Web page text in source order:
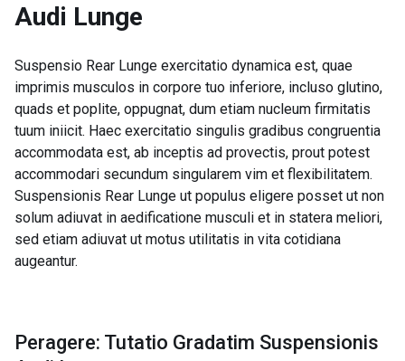
Audi Lunge
Suspensio Rear Lunge exercitatio dynamica est, quae
imprimis musculos in corpore tuo inferiore, incluso glutino,
quads et poplite, oppugnat, dum etiam nucleum firmitatis
tuum iniicit. Haec exercitatio singulis gradibus congruentia
accommodata est, ab inceptis ad provectis, prout potest
accommodari secundum singularem vim et flexibilitatem.
Suspensionis Rear Lunge ut populus eligere posset ut non
solum adiuvat in aedificatione musculi et in statera meliori,
sed etiam adiuvat ut motus utilitatis in vita cotidiana
augeantur.
Peragere: Tutatio Gradatim Suspensionis